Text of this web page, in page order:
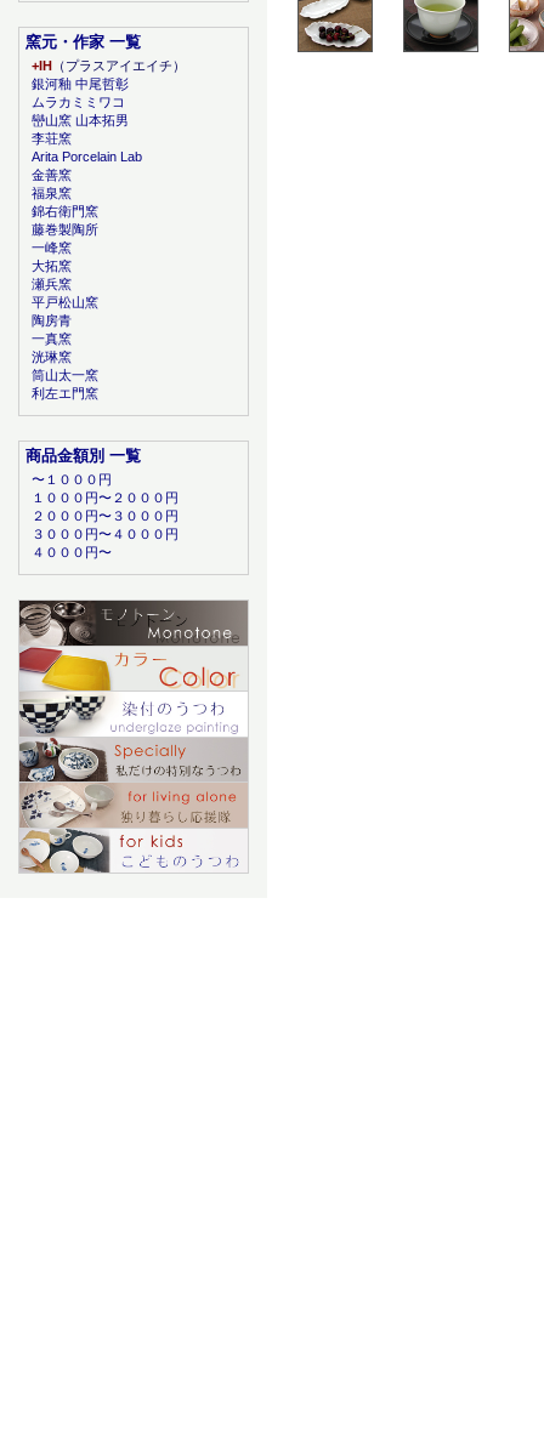
窯元・作家 一覧
+IH （プラスアイエイチ）
銀河釉 中尾哲彰
ムラカミミワコ
巒山窯 山本拓男
李荘窯
Arita Porcelain Lab
金善窯
福泉窯
錦右衛門窯
藤巻製陶所
一峰窯
大拓窯
瀬兵窯
平戸松山窯
陶房青
一真窯
洸琳窯
筒山太一窯
利左エ門窯
商品金額別 一覧
〜１０００円
１０００円〜２０００円
２０００円〜３０００円
３０００円〜４０００円
４０００円〜